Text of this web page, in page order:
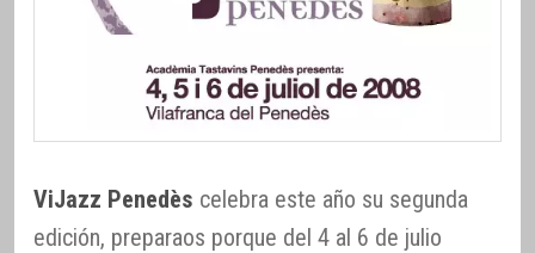
ViJazz Penedès celebra este año su segunda
edición, preparaos porque del 4 al 6 de julio